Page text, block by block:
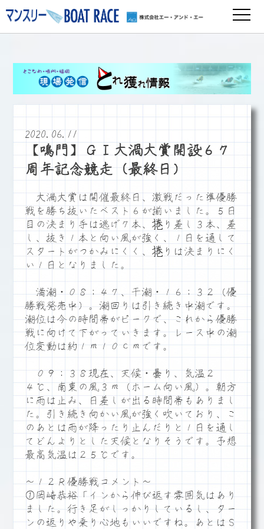
2020.06.11
【鳴門】ＧⅠ大渦大賞開設６７
周年記念競走（最終日）
大渦大賞は開催最終日、激戦だった準優勝
戦を勝ち抜いたベスト６が揃いました。５日
目の決まり手は逃げ７本、捲り差し３本、差
し、抜き１本と向い風が強く、１日を通して
スタートがつかみにくく、捲りは決まりにく
い１日となりました。
満潮・０８：４７、干潮・１６：３２（優
勝戦発売中）。潮回りは引き続き中潮です。
潮位は今の時間帯がピークで、これから優勝
戦に向けて下がっていきます。レース中の潮
位変動は約１ｍ１０ｃｍです。
０９：３８現在、天候・曇り、気温２
４℃、南東の風３ｍ（ホーム向い風）。朝方
に雨は止み、日差しが出る時間帯もありまし
た。引き続き向かい風が強く吹いており、こ
のあとは雨が降ったり止んだりと１日を通し
てどんよりとした天候となりそうです。予想
最高気温は２５℃です。
～１２Ｒ優勝戦コメント～
①岡崎恭裕「インから伸び返す雰囲気はあり
ました。行き足がしっかりしているし、ター
ンの返りや乗り心地もいいですね。あとはＳ